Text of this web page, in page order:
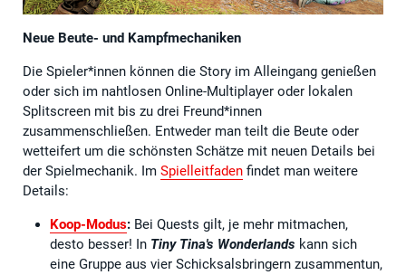
Neue Beute- und Kampfmechaniken
Die Spieler*innen können die Story im Alleingang genießen
oder sich im nahtlosen Online-Multiplayer oder lokalen
Splitscreen mit bis zu drei Freund*innen
zusammenschließen. Entweder man teilt die Beute oder
wetteifert um die schönsten Schätze mit neuen Details bei
der Spielmechanik. Im Spielleitfaden findet man weitere
Details:
Koop-Modus: Bei Quests gilt, je mehr mitmachen,
desto besser! In Tiny Tina's Wonderlands kann sich
eine Gruppe aus vier Schicksalsbringern zusammentun,